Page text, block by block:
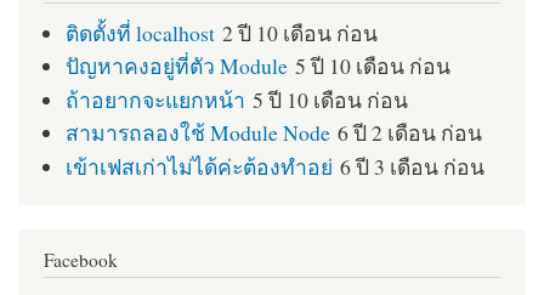
ติดตั้งที่ localhost 2 ปี 10 เดือน ก่อน
ปัญหาคงอยู่ที่ตัว Module 5 ปี 10 เดือน ก่อน
ถ้าอยากจะแยกหน้า 5 ปี 10 เดือน ก่อน
สามารถลองใช้ Module Node 6 ปี 2 เดือน ก่อน
เข้าเฟสเก่าไม่ได้ค่ะต้องทำอย่ 6 ปี 3 เดือน ก่อน
Facebook